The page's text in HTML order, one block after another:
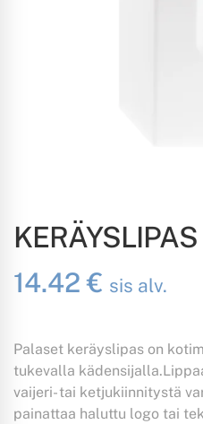
KERÄYSLIPAS
14.42€ sis alv.
Palaset keräyslipas on
tukevalla
vaijeri- tai ketjukiinnitystä
painattaa haluttu logo tai